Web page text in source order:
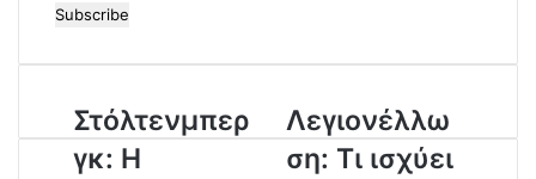
n
e
o
Στόλτενμπερ
γκ: Η
Λεγιονέλλω
ση: Τι ισχύει